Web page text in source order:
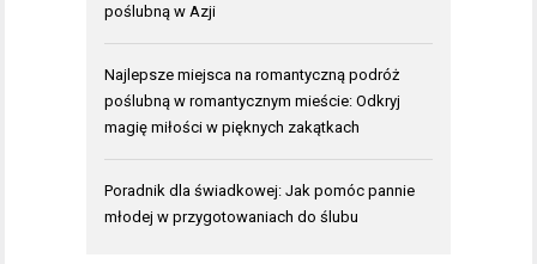
poślubną w Azji
Najlepsze miejsca na romantyczną podróż
poślubną w romantycznym mieście: Odkryj
magię miłości w pięknych zakątkach
Poradnik dla świadkowej: Jak pomóc pannie
młodej w przygotowaniach do ślubu